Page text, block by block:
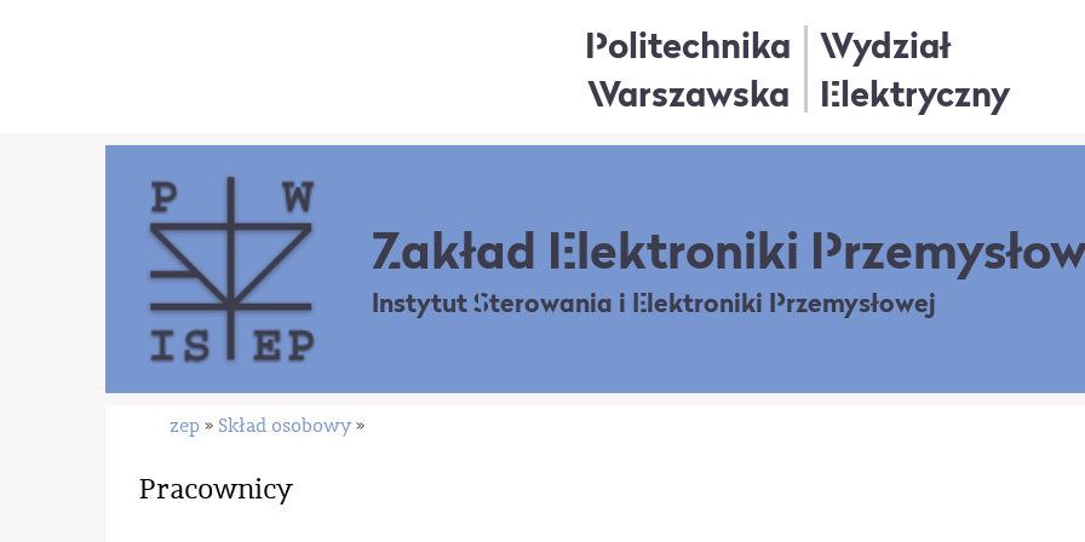
Politechnika
Warszawska
Wydział
Elektryczny
Zakład Elektroniki
Instytut Sterowania i Elektroniki Przemysłowej
zep » Skład osobowy »
Pracownicy